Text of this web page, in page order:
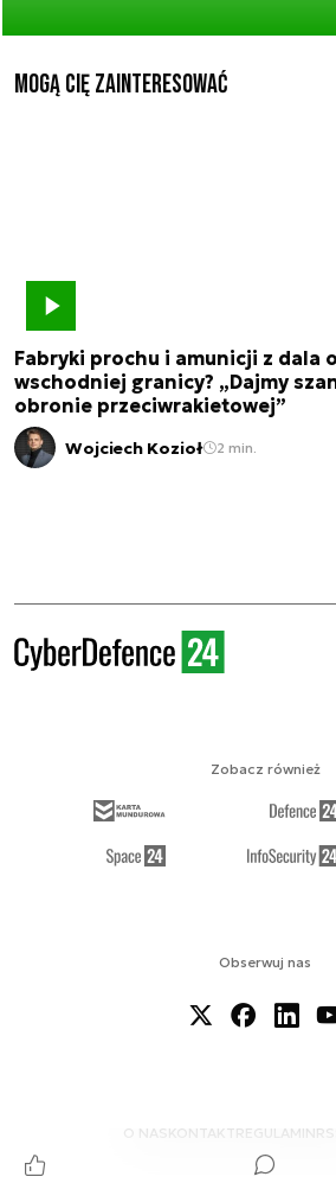
Mogą Cię zainteresować
Fabryki prochu i amunicji z dala
wschodniej granicy? „Dajmy
obronie przeciwrakietowej”
Wojciech Kozioł 2 min.
Obserwuj nas
O NAS KONTAKTREGULAMIN
Zobacz również